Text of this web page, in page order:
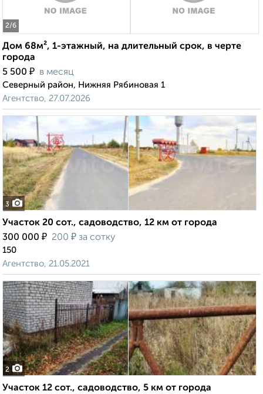
2/6
Дом 68м², 1-этажный, на длительный срок, в черте
города
5 500 ₽ в месяц
Северный район, Нижняя Рябиновая 1
Агентство, 27.07.2026
3
Участок 20 сот., садоводство, 12 км от города
300 000 ₽ 200 ₽ за сотку
150
Агентство, 21.05.2021
2
Участок 12 сот., садоводство, 5 км от города